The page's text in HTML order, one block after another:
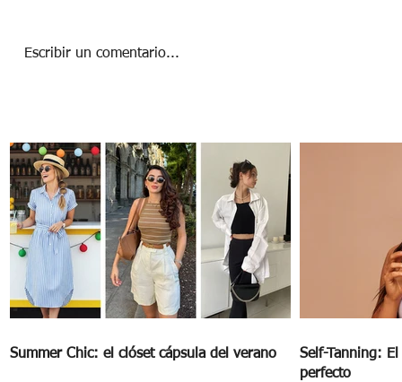
Escribir un comentario...
Summer Chic: el clóset cápsula del verano
Self-Tanning:
perfecto